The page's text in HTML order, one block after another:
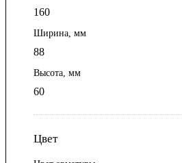
160
Ширина, мм
88
Высота, мм
60
Цвет